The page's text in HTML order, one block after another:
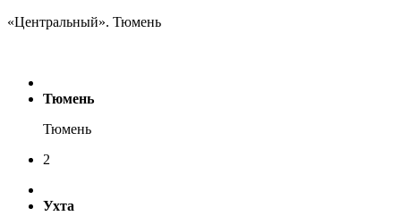
«Центральный». Тюмень
Тюмень
Тюмень
2
Ухта